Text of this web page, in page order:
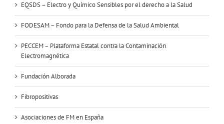
EQSDS – Electro y Químico Sensibles por el derecho a la Salud
FODESAM – Fondo para la Defensa de la Salud Ambiental
PECCEM – Plataforma Estatal contra la Contaminación
Electromagnética
Fundación Alborada
Fibropositivas
Asociaciones de FM en España